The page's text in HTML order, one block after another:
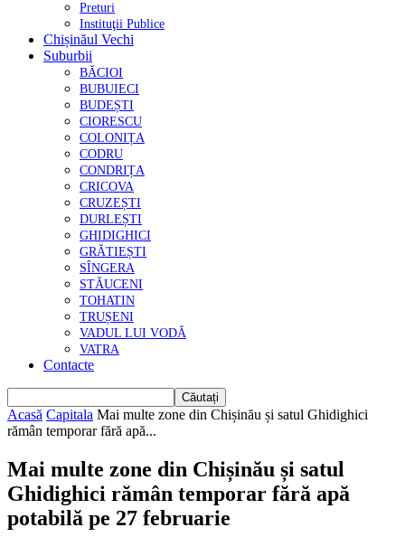
Preturi
Instituţii Publice
Chișinăul Vechi
Suburbii
BĂCIOI
BUBUIECI
BUDEȘTI
CIORESCU
COLONIȚA
CODRU
CONDRIȚA
CRICOVA
CRUZEȘTI
DURLEȘTI
GHIDIGHICI
GRĂTIEȘTI
SÎNGERA
STĂUCENI
TOHATIN
TRUȘENI
VADUL LUI VODĂ
VATRA
Contacte
Acasă Capitala Mai multe zone din Chișinău și satul Ghidighici
rămân temporar fără apă...
Mai multe zone din Chișinău și satul
Ghidighici rămân temporar fără apă
potabilă pe 27 februarie